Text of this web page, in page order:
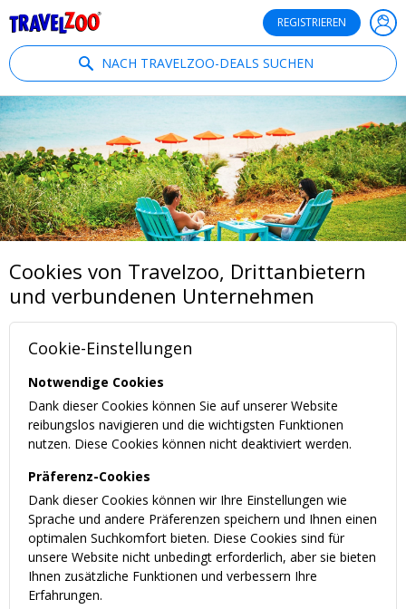
REGISTRIEREN
NACH TRAVELZOO-DEALS SUCHEN
Cookies von Travelzoo, Drittanbietern
und verbundenen Unternehmen
Cookie-Einstellungen
Notwendige Cookies
Dank dieser Cookies können Sie auf unserer Website
reibungslos navigieren und die wichtigsten Funktionen
nutzen. Diese Cookies können nicht deaktiviert werden.
Präferenz-Cookies
Dank dieser Cookies können wir Ihre Einstellungen wie
Sprache und andere Präferenzen speichern und Ihnen einen
optimalen Suchkomfort bieten. Diese Cookies sind für
unsere Website nicht unbedingt erforderlich, aber sie bieten
Ihnen zusätzliche Funktionen und verbessern Ihre
Erfahrungen.